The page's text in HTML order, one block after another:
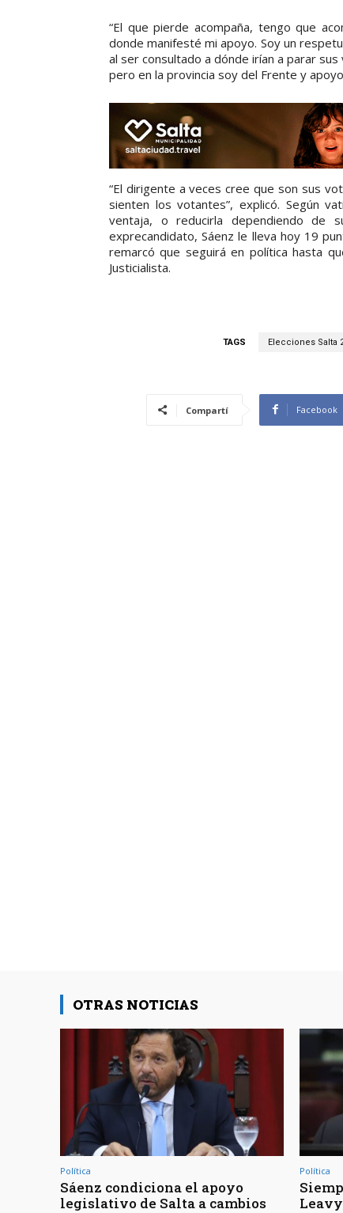
“El que pierde acompaña, tengo que
donde manifesté mi apoyo. Soy un
al ser consultado a dónde irían a parar
pero en la provincia soy del Frente y
“El dirigente a veces cree que son sus
sienten los votantes”, explicó. Según
ventaja, o reducirla dependiendo de
exprecandidato, Sáenz le lleva hoy 19
remarcó que seguirá en política hasta
Justicialista.
TAGS Elecciones Salta
Compartí Facebook
OTRAS NOTICIAS
Política
Sáenz condiciona el apoyo
legislativo de Salta a cambios
Política